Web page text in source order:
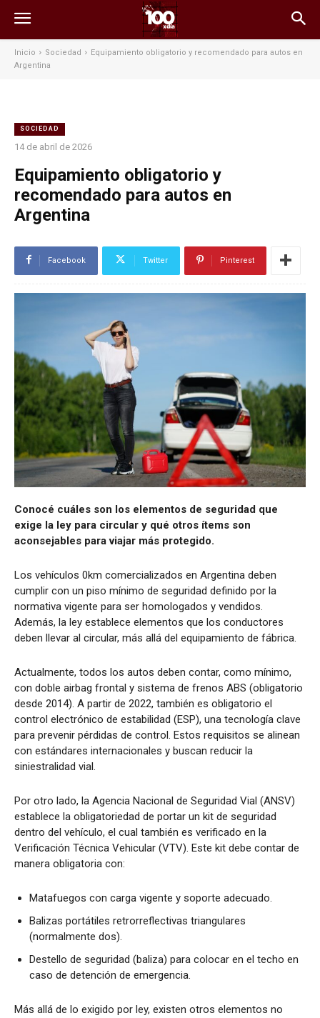
Inicio Sociedad
Equipamiento obligatorio y recomendado para autos en
Argentina
SOCIEDAD
14 de abril de 2026
Equipamiento obligatorio y
recomendado para autos en
Argentina
Facebook Twitter Pinterest
Conocé cuáles son los elementos de seguridad que
exige la ley para circular y qué otros ítems son
aconsejables para viajar más protegido.
Los vehículos 0km comercializados en Argentina deben
cumplir con un piso mínimo de seguridad definido por la
normativa vigente para ser homologados y vendidos.
Además, la ley establece elementos que los conductores
deben llevar al circular, más allá del equipamiento de fábrica.
Actualmente, todos los autos deben contar, como mínimo,
con doble airbag frontal y sistema de frenos ABS (obligatorio
desde 2014). A partir de 2022, también es obligatorio el
control electrónico de estabilidad (ESP), una tecnología clave
para prevenir pérdidas de control. Estos requisitos se alinean
con estándares internacionales y buscan reducir la
siniestralidad vial.
Por otro lado, la Agencia Nacional de Seguridad Vial (ANSV)
establece la obligatoriedad de portar un kit de seguridad
dentro del vehículo, el cual también es verificado en la
Verificación Técnica Vehicular (VTV). Este kit debe contar de
manera obligatoria con:
Matafuegos con carga vigente y soporte adecuado.
Balizas portátiles retrorreflectivas triangulares
(normalmente dos).
Destello de seguridad (baliza) para colocar en el techo en
caso de detención de emergencia.
Más allá de lo exigido por ley, existen otros elementos no